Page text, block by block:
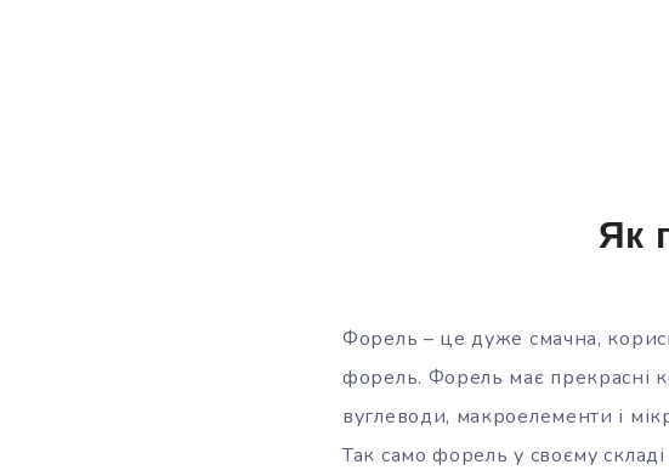
Як
Форель – це дуже смачна,
форель. Форель має прекрасні
вуглеводи, макроелементи і
Так само форель у своєму